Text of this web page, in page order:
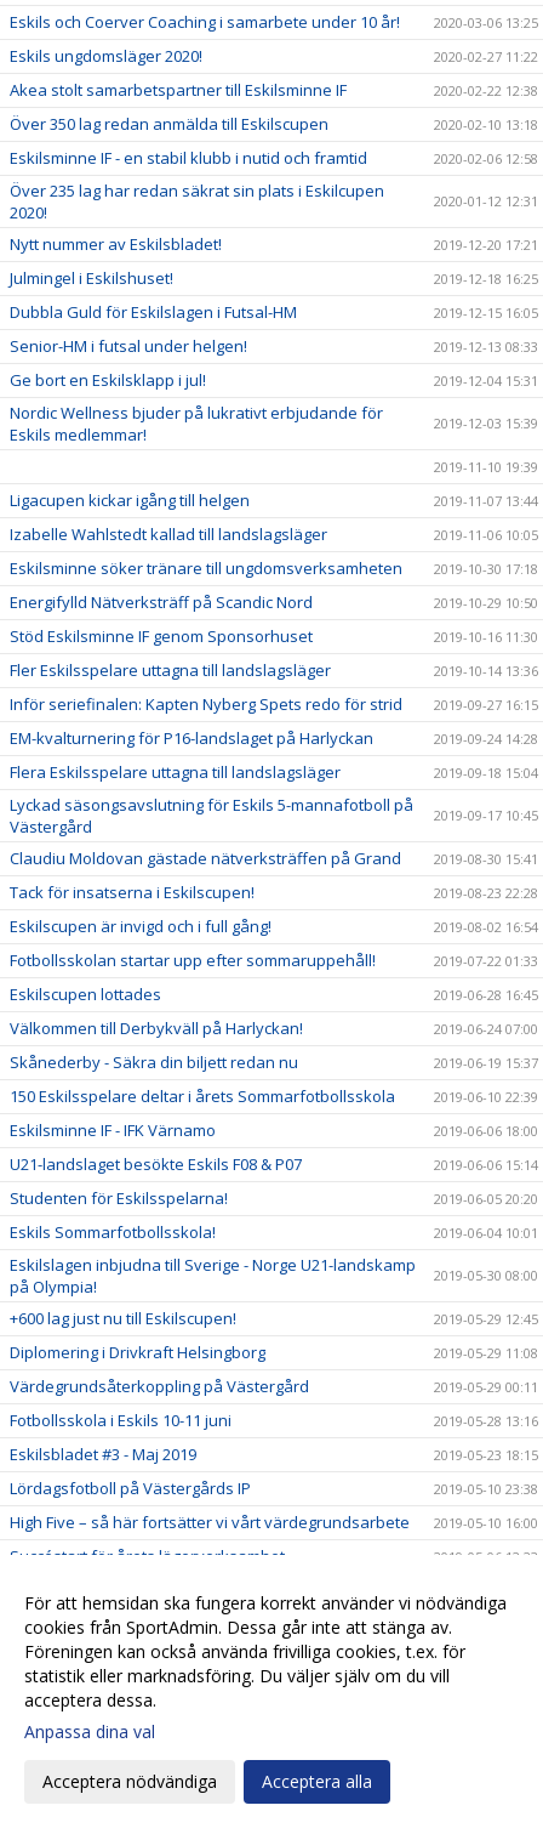
Eskils och Coerver Coaching i samarbete under 10 år! 2020-03-06 13:25
Eskils ungdomsläger 2020! 2020-02-27 11:22
Akea stolt samarbetspartner till Eskilsminne IF 2020-02-22 12:38
Över 350 lag redan anmälda till Eskilscupen 2020-02-10 13:18
Eskilsminne IF - en stabil klubb i nutid och framtid 2020-02-06 12:58
Över 235 lag har redan säkrat sin plats i Eskilcupen
2020!
2020-01-12 12:31
Nytt nummer av Eskilsbladet! 2019-12-20 17:21
Julmingel i Eskilshuset! 2019-12-18 16:25
Dubbla Guld för Eskilslagen i Futsal-HM 2019-12-15 16:05
Senior-HM i futsal under helgen! 2019-12-13 08:33
Ge bort en Eskilsklapp i jul! 2019-12-04 15:31
Nordic Wellness bjuder på lukrativt erbjudande för
Eskils medlemmar!
2019-12-03 15:39
2019-11-10 19:39
Ligacupen kickar igång till helgen 2019-11-07 13:44
Izabelle Wahlstedt kallad till landslagsläger 2019-11-06 10:05
Eskilsminne söker tränare till ungdomsverksamheten 2019-10-30 17:18
Energifylld Nätverksträff på Scandic Nord 2019-10-29 10:50
Stöd Eskilsminne IF genom Sponsorhuset 2019-10-16 11:30
Fler Eskilsspelare uttagna till landslagsläger 2019-10-14 13:36
Inför seriefinalen: Kapten Nyberg Spets redo för strid 2019-09-27 16:15
EM-kvalturnering för P16-landslaget på Harlyckan 2019-09-24 14:28
Flera Eskilsspelare uttagna till landslagsläger 2019-09-18 15:04
Lyckad säsongsavslutning för Eskils 5-mannafotboll på
Västergård
2019-09-17 10:45
Claudiu Moldovan gästade nätverksträffen på Grand 2019-08-30 15:41
Tack för insatserna i Eskilscupen! 2019-08-23 22:28
Eskilscupen är invigd och i full gång! 2019-08-02 16:54
Fotbollsskolan startar upp efter sommaruppehåll! 2019-07-22 01:33
Eskilscupen lottades 2019-06-28 16:45
Välkommen till Derbykväll på Harlyckan! 2019-06-24 07:00
Skånederby - Säkra din biljett redan nu 2019-06-19 15:37
150 Eskilsspelare deltar i årets Sommarfotbollsskola 2019-06-10 22:39
Eskilsminne IF - IFK Värnamo 2019-06-06 18:00
U21-landslaget besökte Eskils F08 & P07 2019-06-06 15:14
Studenten för Eskilsspelarna! 2019-06-05 20:20
Eskils Sommarfotbollsskola! 2019-06-04 10:01
Eskilslagen inbjudna till Sverige - Norge U21-landskamp
på Olympia!
2019-05-30 08:00
+600 lag just nu till Eskilscupen! 2019-05-29 12:45
Diplomering i Drivkraft Helsingborg 2019-05-29 11:08
Värdegrundsåterkoppling på Västergård 2019-05-29 00:11
Fotbollsskola i Eskils 10-11 juni 2019-05-28 13:16
Eskilsbladet #3 - Maj 2019 2019-05-23 18:15
Lördagsfotboll på Västergårds IP 2019-05-10 23:38
High Five – så här fortsätter vi vårt värdegrundsarbete 2019-05-10 16:00
Succéstart för årets lägerverksamhet 2019-05-06 12:23
Positiv utveckling för Eskils i Akademicertifieringen! 2019-04-15 16:20
Gutz ny huvudsponsor för Eskilscupen 2019-04-08 10:26
450 lag redan anmälda till Eskilscupen!
Inskrivning Eskils fotbollsskola!
Inskrivning Eskils fotbollsskola!
För att hemsidan ska fungera korrekt använder vi nödvändiga
cookies från SportAdmin. Dessa går inte att stänga av.
Föreningen kan också använda frivilliga cookies, t.ex. för
statistik eller marknadsföring. Du väljer själv om du vill
acceptera dessa.
Anpassa dina val
Acceptera nödvändiga Acceptera alla